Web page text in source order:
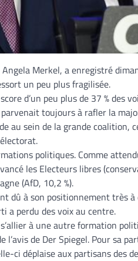
Angela Merkel, a enregistré
un peu plus fragilisée.
d’un peu plus de 37 % des
toujours à rafler la
sein de la grande coalition,
politiques. Comme
les Electeurs libres
(AfD, 10,2 %).
dû à son positionnement très
a perdu des voix au centre.
à une autre formation
de Der Spiegel. Pour sa
ci déplaise aux partisans des